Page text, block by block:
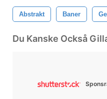
Abstrakt Baner
Du Kanske Också